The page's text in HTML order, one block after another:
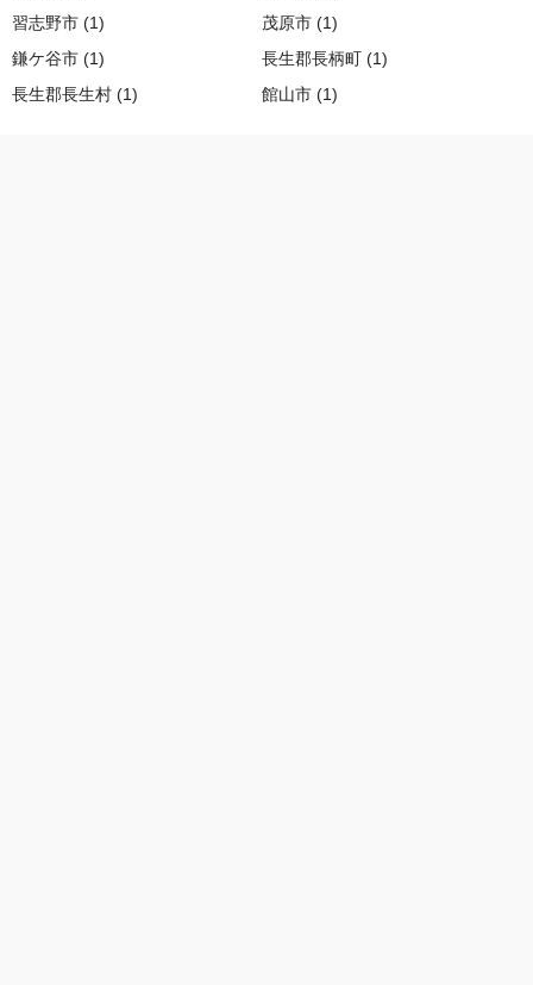
習志野市 (1) 茂原市 (1)
鎌ケ谷市 (1) 長生郡長柄町 (1)
長生郡長生村 (1) 館山市 (1)